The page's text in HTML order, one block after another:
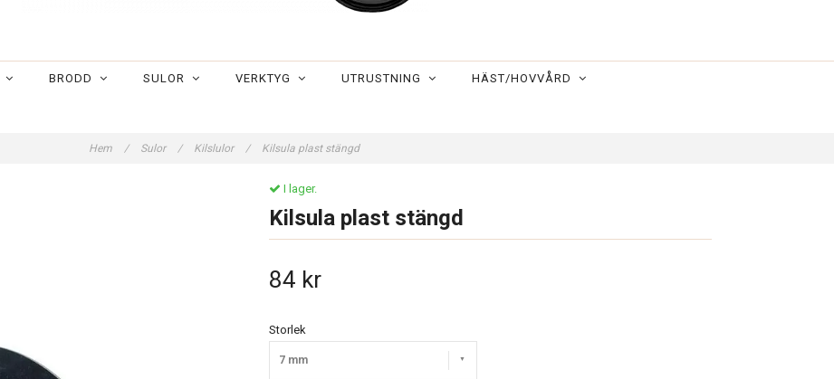
BRODD SULOR VERKTYG UTRUSTNING HÄST/HOVVÅRD
Hem / Sulor / Kilslulor / Kilsula plast stängd
I lager.
Kilsula plast stängd
84 kr
Storlek
7 mm